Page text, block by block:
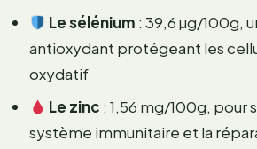
Le sélénium : 39,6 µg/100g,
antioxydant protégeant les
oxydatif
Le zinc : 1,56 mg/100g, pour
système immunitaire et la